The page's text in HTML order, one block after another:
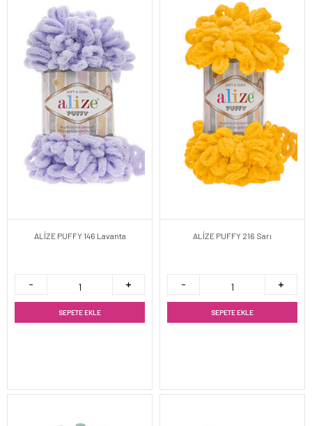
ALİZE PUFFY 146 Lavanta
SEPETE EKLE
ALİZE PUFFY 216 Sarı
SEPETE EKLE